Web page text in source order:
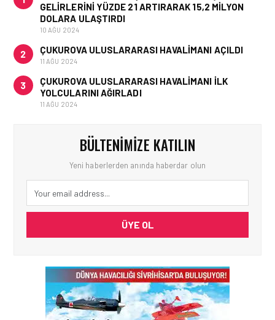
GELIRLERINI YÜZDE 21 ARTIRARAK 15,2 MILYON
DOLARA ULAŞTIRDI
10 AĞU 2024
2 ÇUKUROVA ULUSLARARASI HAVALIMANI AÇILDI
11 AĞU 2024
3
ÇUKUROVA ULUSLARARASI HAVALIMANI İLK
YOLCULARINI AĞIRLADI
11 AĞU 2024
BÜLTENIMIZE KATILIN
Yeni haberlerden anında haberdar olun
ÜYE OL